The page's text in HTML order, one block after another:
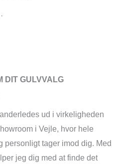
DIT GULVVALG
ud i virkeligheden
i Vejle, hvor hele
personligt tager imod dig. Med
jeg dig med at finde det